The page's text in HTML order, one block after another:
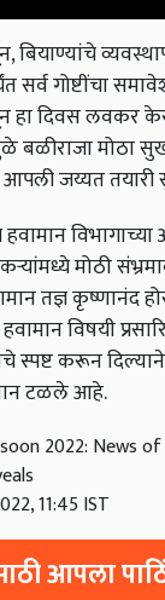
बियाण्यांचे
सर्व गोष्टींचा
हा दिवस लवकर
बळीराजा मोठा
आपली जय्यत
मोठी
तज्ञ कृष्णानंद
विषयी
स्पष्ट करून
टळले आहे.
2022: News
11:45 IST
आपला